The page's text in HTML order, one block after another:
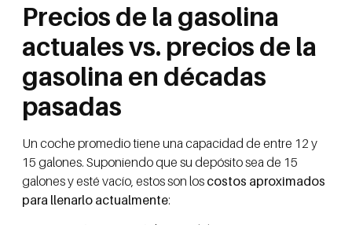
Precios de la gasolina
actuales vs. precios de la
gasolina en décadas
pasadas
Un coche promedio tiene una capacidad de entre 12 y
15 galones. Suponiendo que su depósito sea de 15
galones y esté vacío, estos son los costos aproximados
para llenarlo actualmente: